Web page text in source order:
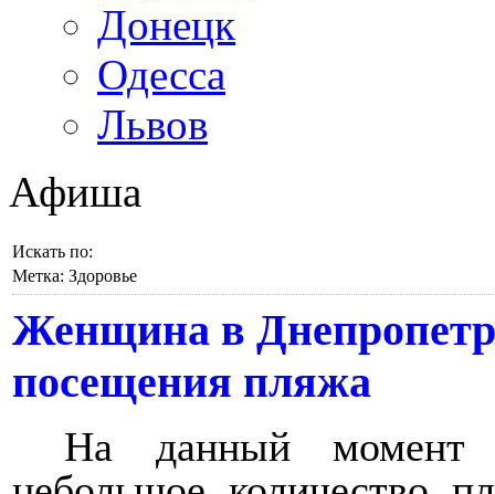
Донецк
Одесса
Львов
Афиша
Искать по:
Метка: Здоровье
Женщина в
посещения пляжа
На данный момент